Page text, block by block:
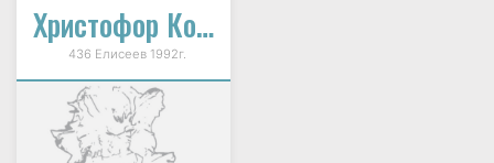
Христофор Колумб
436 Елисеев 1992г.